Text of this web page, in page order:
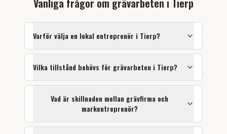
Vanliga frågor om grävarbeten i Tierp
Varför välja en lokal entreprenör i Tierp?
Vilka tillstånd behövs för grävarbeten i Tierp?
Vad är skillnaden mellan grävfirma och
markentreprenör?